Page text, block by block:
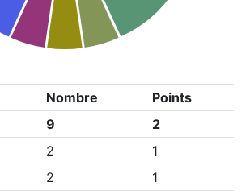
Nombre
Points
9
2
2
1
2
1